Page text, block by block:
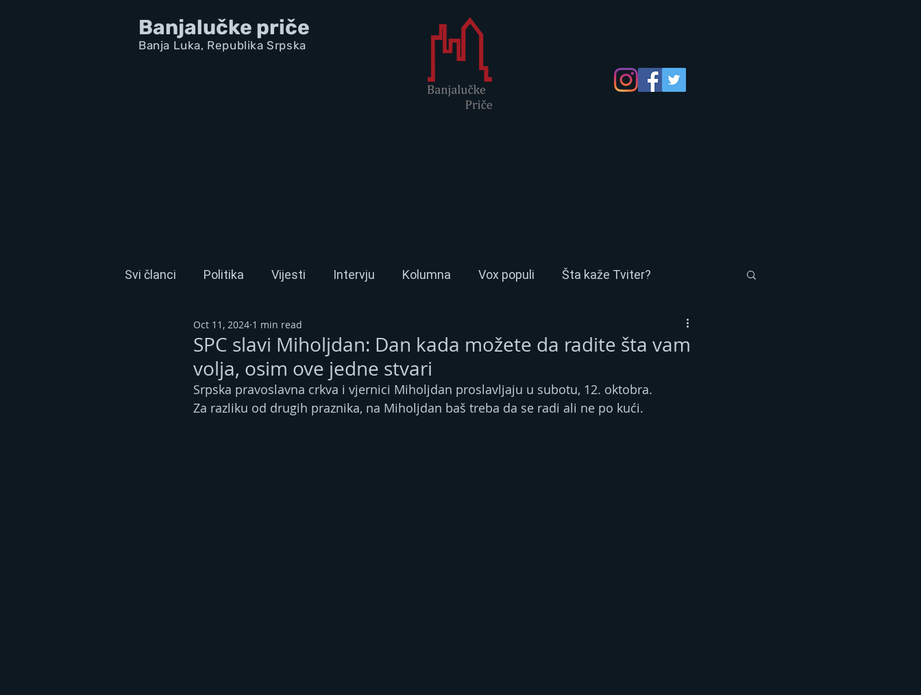
Banjalučke priče
Banja Luka, Republika Srpska
Svi članci Politika Vijesti Intervju Kolumna Vox populi Šta kaže Tviter?
SPC slavi Miholjdan: Dan kada možete da radite šta vam
volja, osim ove jedne stvari
Oct 11, 2024 1 min read
Srpska pravoslavna crkva i vjernici Miholjdan proslavljaju u subotu, 12. oktobra.
Za razliku od drugih praznika, na Miholjdan baš treba da se radi ali ne po kući.